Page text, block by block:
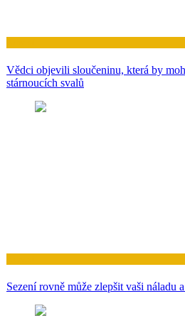
Vědci objevili sloučeninu, která by
stárnoucích svalů
Sezení rovně může zlepšit vaši náladu